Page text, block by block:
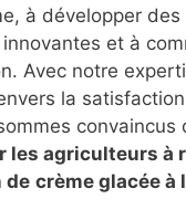
à développer
et à
Avec notre
la
convaincus
les agriculteurs à
de crème glacée à